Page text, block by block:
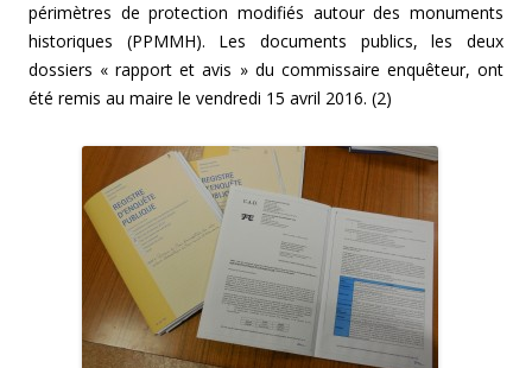
périmètres de protection modifiés autour des monuments
historiques (PPMMH). Les documents publics, les deux
dossiers « rapport et avis » du commissaire enquêteur, ont
été remis au maire le vendredi 15 avril 2016. (2)